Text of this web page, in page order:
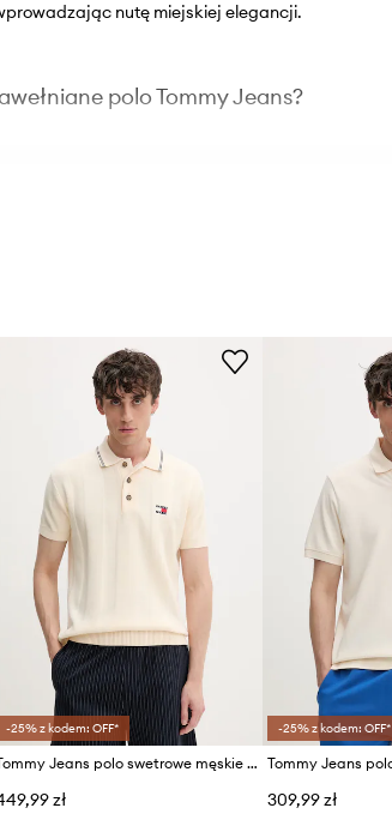
nutę miejskiej elegancji.
polo Tommy Jeans?
na lepsze dopasowanie do sylwetki i nie
na guziki– dodaje elegancji i pozwala na
minimalistyczny charakter, ułatwiając
-25% z kodem: OFF*
Tommy Jeans polo swetrowe męskie bawełniane
zł
-25% z kodem: OFF*
309,99 zł